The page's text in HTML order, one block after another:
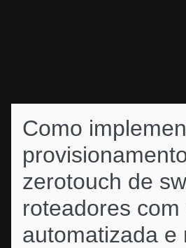
Como
zerotouch de
roteadores
automatizada e